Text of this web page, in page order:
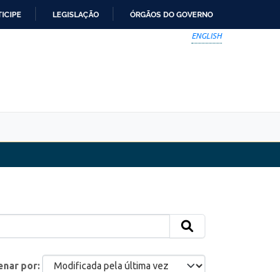
LEGISLAÇÃO ÓRGÃOS DO GOVERNO
ENGLISH
por